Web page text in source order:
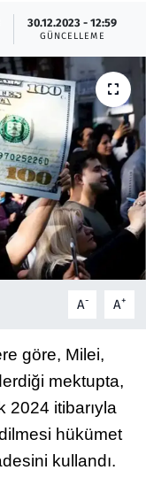
30.12.2023 - 12:59
GÜNCELLEME
A- A+
göre, Milei,
mektupta,
2024 itibarıyla
hükümet
kullandı.